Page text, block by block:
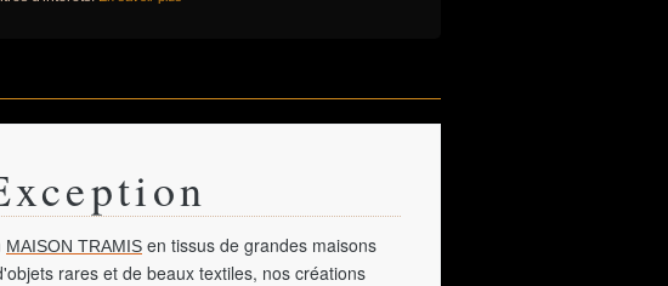
MAISON TRAMIS en tissus de grandes maisons
rares et de beaux textiles, nos créations